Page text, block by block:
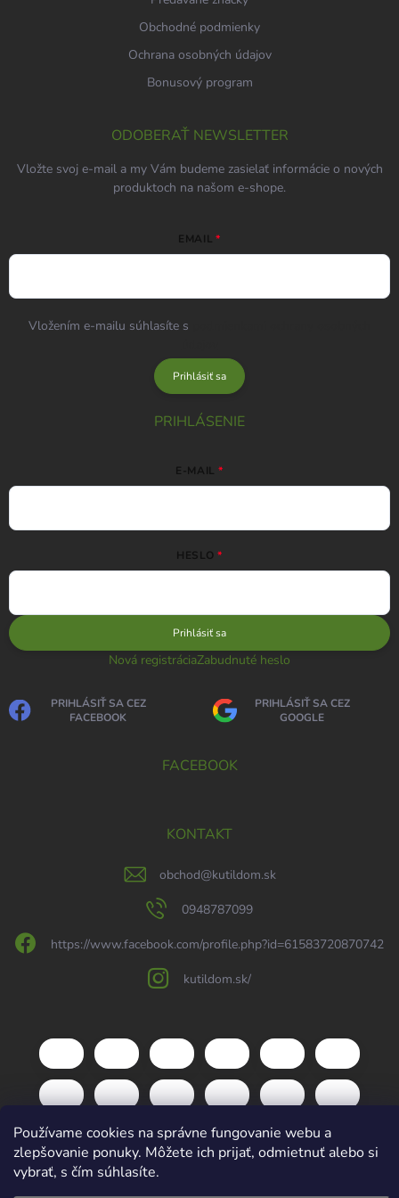
Používame cookies na správne fungovanie webu a
zlepšovanie ponuky. Môžete ich prijať, odmietnuť alebo si
vybrať, s čím súhlasíte.
Obchodné podmienky
Ochrana osobných údajov
Bonusový program
ODOBERAŤ NEWSLETTER
Vložte svoj e-mail a my Vám budeme zasielať informácie o nových
produktoch na našom e-shope.
EMAIL
Vložením e-mailu súhlasíte s
Prihlásiť sa
PRIHLÁSENIE
E-MAIL
HESLO
Prihlásiť sa
Nová registráciaZabudnuté heslo
PRIHLÁSIŤ SA CEZ
FACEBOOK
PRIHLÁSIŤ SA CEZ
GOOGLE
FACEBOOK
KONTAKT
obchod@kutildom.sk
0948787099
https://www.facebook.com/profile.php?id=61583720870742
kutildom.sk/